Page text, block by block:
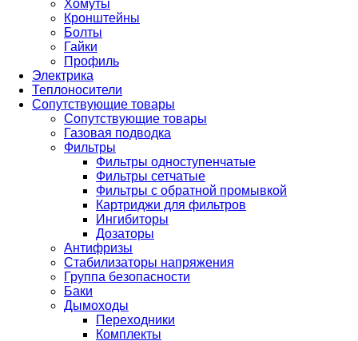
Хомуты
Кронштейны
Болты
Гайки
Профиль
Электрика
Теплоносители
Сопутствующие товары
Сопутствующие товары
Газовая подводка
Фильтры
Фильтры одноступенчатые
Фильтры сетчатые
Фильтры с обратной промывкой
Картриджи для фильтров
Ингибиторы
Дозаторы
Антифризы
Стабилизаторы напряжения
Группа безопасности
Баки
Дымоходы
Переходники
Комплекты